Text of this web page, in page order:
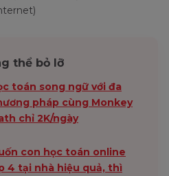
thể bỏ lỡ
toán song ngữ với đa
pháp cùng Monkey
chỉ 2K/ngày
con học toán online
4 tại nhà hiệu quả, thì